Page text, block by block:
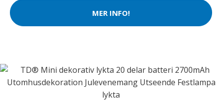
MER INFO!